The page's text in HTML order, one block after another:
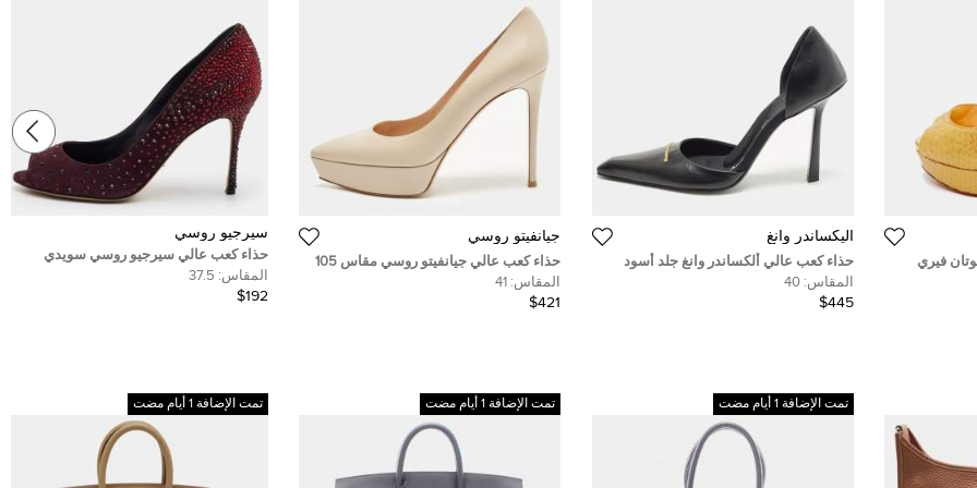
فيري
اليكساندر وانغ
حذاء كعب عالي ألكساندر وانغ جلد أسود
فيولا دورسيه مقاس 40
المقاس: 40
$445
جيانفيتو روسي
حذاء كعب عالي جيانفيتو روسي مقاس 105
مقدمة مدببة بمقدمة منصة جلد بيج مقاس 41
المقاس: 41
$421
سيرجيو روسي
حذاء كعب عالي سيرجيو روسي سويدي
وردي مقدمة مفتوحة مقاس 37.5
المقاس: 37.5
$192
تمت الإضافة 1 أيام مضت تمت الإضافة 1 أيام مضت تمت الإضافة 1 أيام مضت